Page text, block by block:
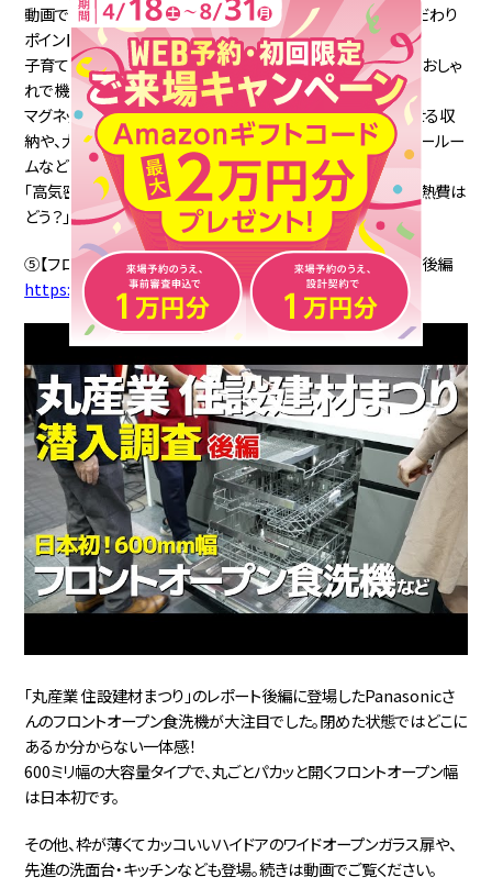
動画ではお施主さまが一緒に案内してくださっているので、こだわり
ポイントが分かりやすい！
子育て世代の若いご夫婦がこだわって建てたお家は、とにかくおしゃ
れで機能的です。
マグネットウォールなどを活用した話題の吊るす収納＆浮かせる収
納や、大型シューズクローク、ファミリークローゼット、ランドリールー
ムなど見どころいっぱい。
「高気密＆高断熱＋W発電の家に住んでみて、実際のところ光熱費は
どう？」というご質問にもお答えいただいています。
⑤【フロントオープン食洗機が新登場】丸産業住設建材まつり後編
https://www.youtube.com/watch?v=HzIS5Es_0IQ
「丸産業 住設建材まつり」のレポート後編に登場したPanasonicさ
んのフロントオープン食洗機が大注目でした。閉めた状態ではどこに
あるか分からない一体感！
600ミリ幅の大容量タイプで、丸ごとパカッと開くフロントオープン幅
は日本初です。
その他、枠が薄くてカッコいいハイドアのワイドオープンガラス扉や、
先進の洗面台・キッチンなども登場。続きは動画でご覧ください。